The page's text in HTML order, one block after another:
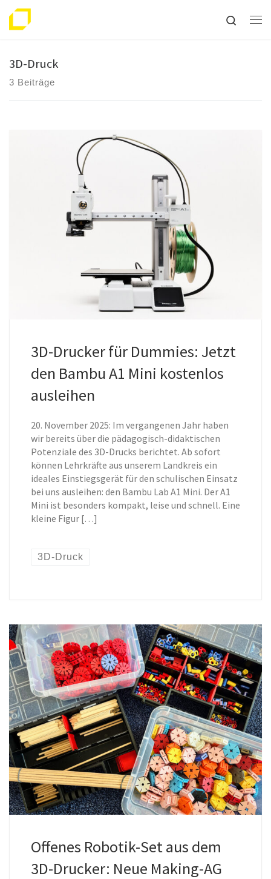
Search
3D-Druck
3 Beiträge
3D-Drucker für Dummies: Jetzt
den Bambu A1 Mini kostenlos
ausleihen
20. November 2025: Im vergangenen Jahr haben
wir bereits über die pädagogisch-didaktischen
Potenziale des 3D-Drucks berichtet. Ab sofort
können Lehrkräfte aus unserem Landkreis ein
ideales Einstiegsgerät für den schulischen Einsatz
bei uns ausleihen: den Bambu Lab A1 Mini. Der A1
Mini ist besonders kompakt, leise und schnell. Eine
kleine Figur […]
3D-Druck
Offenes Robotik-Set aus dem
3D-Drucker: Neue Making-AG